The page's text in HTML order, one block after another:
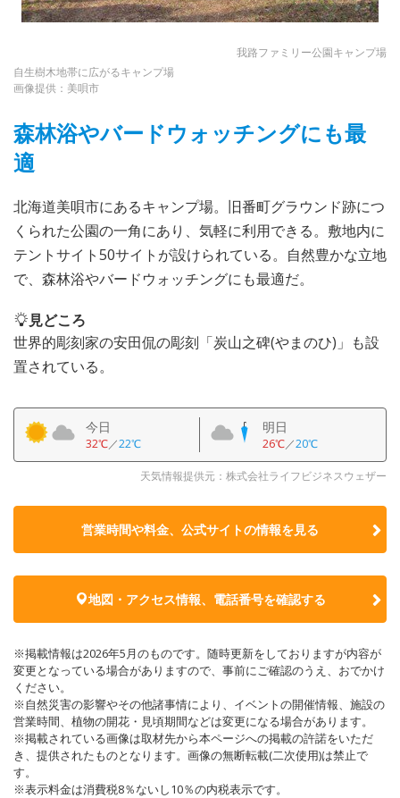
我路ファミリー公園キャンプ場
自生樹木地帯に広がるキャンプ場
画像提供：美唄市
森林浴やバードウォッチングにも最
適
北海道美唄市にあるキャンプ場。旧番町グラウンド跡につ
くられた公園の一角にあり、気軽に利用できる。敷地内に
テントサイト50サイトが設けられている。自然豊かな立地
で、森林浴やバードウォッチングにも最適だ。
見どころ
世界的彫刻家の安田侃の彫刻「炭山之碑(やまのひ)」も設
置されている。
今日
32℃／22℃
明日
26℃／20℃
天気情報提供元：株式会社ライフビジネスウェザー
営業時間や料金、公式サイトの情報を見る
地図・アクセス情報、電話番号を確認する
※掲載情報は2026年5月のものです。随時更新をしておりますが内容が
変更となっている場合がありますので、事前にご確認のうえ、おでかけ
ください。
※自然災害の影響やその他諸事情により、イベントの開催情報、施設の
営業時間、植物の開花・見頃期間などは変更になる場合があります。
※掲載されている画像は取材先から本ページへの掲載の許諾をいただ
き、提供されたものとなります。画像の無断転載(二次使用)は禁止で
す。
※表示料金は消費税8％ないし10％の内税表示です。